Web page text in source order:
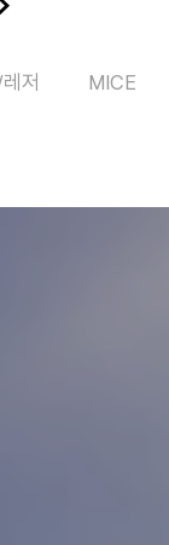
저 MICE